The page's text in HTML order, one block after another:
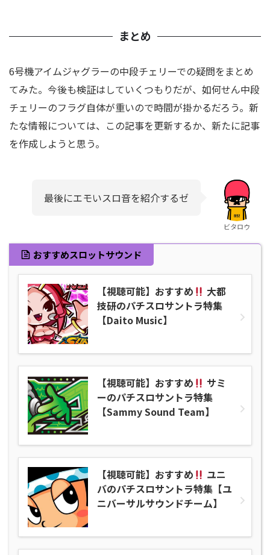
まとめ
6号機アイムジャグラーの中段チェリーでの疑問をまとめ
てみた。今後も検証はしていくつもりだが、如何せん中段
チェリーのフラグ自体が重いので時間が掛かるだろう。新
たな情報については、この記事を更新するか、新たに記事
を作成しようと思う。
最後にエモいスロ音を紹介するゼ
ビタロウ
おすすめスロットサウンド
【視聴可能】おすすめ
大都
技研のパチスロサントラ特集
【Daito Music】
【視聴可能】おすすめ
サミ
ーのパチスロサントラ特集
【Sammy Sound Team】
【視聴可能】おすすめ
ユニ
バのパチスロサントラ特集【ユ
ニバーサルサウンドチーム】